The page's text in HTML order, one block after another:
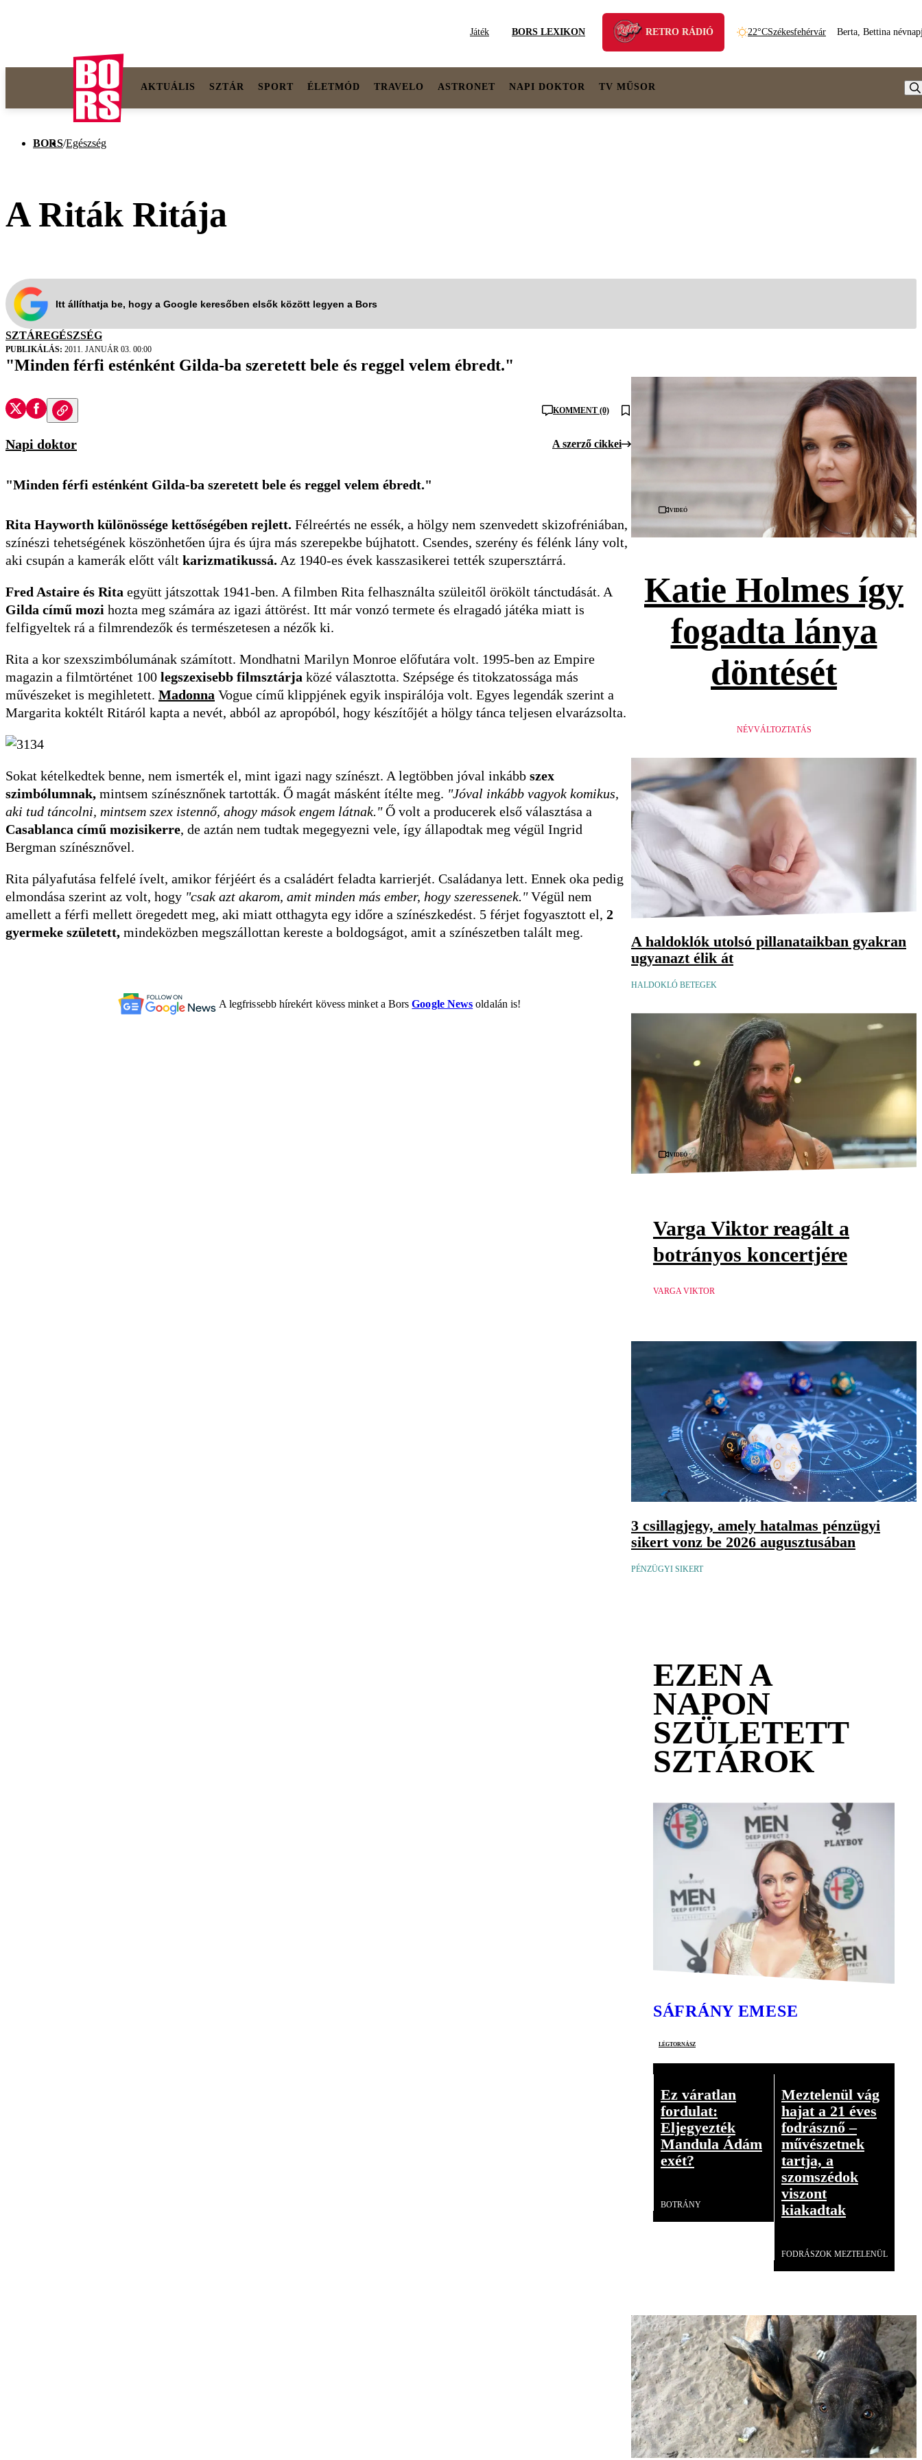
Játék BORS LEXIKON RETRO RÁDIÓ 22°CSzékesfehérvár Berta, Bettina
AKTUÁLIS SZTÁR SPORT ÉLETMÓD TRAVELO ASTRONET NAPI DOKTOR TV MŰSOR
BORS/Egészség
A Riták Ritája
Itt állíthatja be, hogy a Google keresőben elsők között legyen a Bors
SZTÁREGÉSZSÉG
PUBLIKÁLÁS: 2011. JANUÁR 03. 00:00
"Minden férfi esténként Gilda-ba szeretett bele és reggel velem ébredt."
KOMMENT (0)
Napi doktor A szerző cikkei
"Minden férfi esténként Gilda-ba szeretett bele és reggel velem ébredt."
Rita Hayworth különössége kettőségében rejlett. Félreértés ne essék, a hölgy nem szenvedett skizofréniában,
színészi tehetségének köszönhetően újra és újra más szerepekbe bújhatott. Csendes, szerény és félénk lány volt,
aki csupán a kamerák előtt vált karizmatikussá. Az 1940-es évek kasszasikerei tették szupersztárrá.
Fred Astaire és Rita együtt játszottak 1941-ben. A filmben Rita felhasználta szüleitől örökölt tánctudását. A
Gilda című mozi hozta meg számára az igazi áttörést. Itt már vonzó termete és elragadó játéka miatt is
felfigyeltek rá a filmrendezők és természetesen a nézők ki.
Rita a kor szexszimbólumának számított. Mondhatni Marilyn Monroe előfutára volt. 1995-ben az Empire
magazin a filmtörténet 100 legszexisebb filmsztárja közé választotta. Szépsége és titokzatossága más
művészeket is megihletett. Madonna Vogue című klippjének egyik inspirálója volt. Egyes legendák szerint a
Margarita koktélt Ritáról kapta a nevét, abból az apropóból, hogy készítőjét a hölgy tánca teljesen elvarázsolta.
Sokat kételkedtek benne, nem ismerték el, mint igazi nagy színészt. A legtöbben jóval inkább szex
szimbólumnak, mintsem színésznőnek tartották. Ő magát másként ítélte meg. "Jóval inkább vagyok komikus,
aki tud táncolni, mintsem szex istennő, ahogy mások engem látnak."Ő volt a producerek első választása a
Casablanca című mozisikerre, de aztán nem tudtak megegyezni vele, így állapodtak meg végül Ingrid
Bergman színésznővel.
Rita pályafutása felfelé ívelt, amikor férjéért és a családért feladta karrierjét. Családanya lett. Ennek oka pedig
elmondása szerint az volt, hogy "csak azt akarom, amit minden más ember, hogy szeressenek."Végül nem
amellett a férfi mellett öregedett meg, aki miatt otthagyta egy időre a színészkedést. 5 férjet fogyasztott el, 2
gyermeke született, mindeközben megszállottan kereste a boldogságot, amit a színészetben talált meg.
A legfrissebb hírekért kövess minket a BorsGoogle News oldalán is!
Videó
Katie Holmes így
fogadta lánya
döntését
NÉVVÁLTOZTATÁS
A haldoklók utolsó pillanataikban gyakran
ugyanazt élik át
HALDOKLÓ BETEGEK
Videó
Varga Viktor reagált a
botrányos koncertjére
VARGA VIKTOR
3 csillagjegy, amely hatalmas pénzügyi
sikert vonz be 2026 augusztusában
PÉNZÜGYI SIKERT
EZEN A
NAPON
SZÜLETETT
SZTÁROK
SÁFRÁNY EMESE
légtornász
Ez váratlan
fordulat:
Eljegyezték
Mandula Ádám
exét?
BOTRÁNY
Meztelenül vág
hajat a 21 éves
fodrásznő –
művészetnek
tartja, a
szomszédok
viszont
kiakadtak
FODRÁSZOK MEZTELENÜL